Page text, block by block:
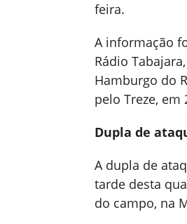
feira.
A informação
Rádio
Hamburgo do
pelo Treze, em
Dupla de
A dupla de
tarde desta
do campo, na